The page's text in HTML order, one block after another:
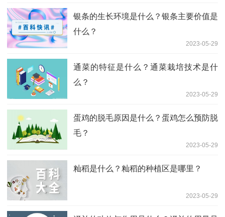
银条的生长环境是什么？银条主要价值是
什么？
2023-05-29
通菜的特征是什么？通菜栽培技术是什
么？
2023-05-29
蛋鸡的脱毛原因是什么？蛋鸡怎么预防脱
毛？
2023-05-29
籼稻是什么？籼稻的种植区是哪里？
2023-05-29